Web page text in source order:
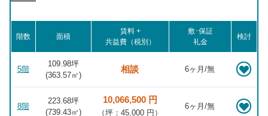
階数 面積
賃料 +
共益費（税別）
敷･保証
礼金
検討
5階
109.98坪
(363.57㎡)
相談 6ヶ月/無
8階
223.68坪
(739.43㎡)
10,066,500 円
（坪：45,000 円）
6ヶ月/無